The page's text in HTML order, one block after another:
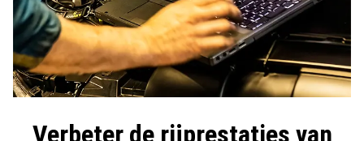
Verbeter de rijprestaties van